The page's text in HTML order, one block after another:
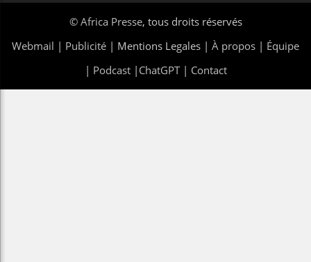
© Africa Presse, tous droits réservés
Webmail | Publicité | Mentions Legales | À propos | Équipe
| Podcast| ChatGPT| Contact